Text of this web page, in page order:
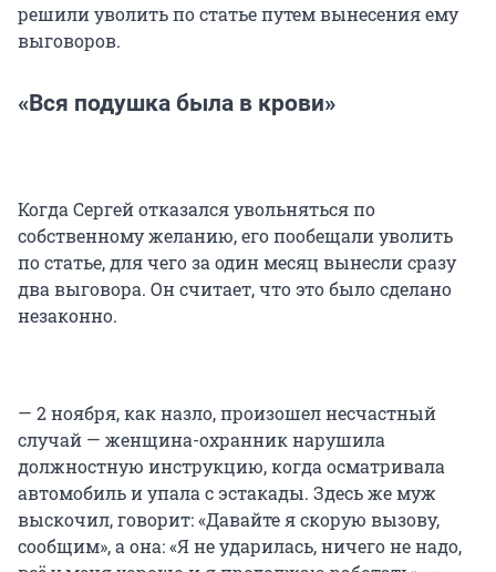
решили уволить по статье путем вынесения ему
выговоров.
«Вся подушка была в крови»
Когда Сергей отказался увольняться по
собственному желанию, его пообещали уволить
по статье, для чего за один месяц вынесли сразу
два выговора. Он считает, что это было сделано
незаконно.
— 2 ноября, как назло, произошел несчастный
случай — женщина-охранник нарушила
должностную инструкцию, когда осматривала
автомобиль и упала с эстакады. Здесь же муж
выскочил, говорит: «Давайте я скорую вызову,
сообщим», а она: «Я не ударилась, ничего не надо,